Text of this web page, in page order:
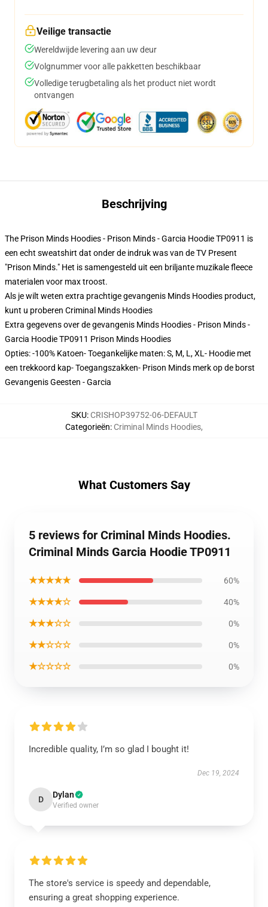
Veilige transactie
Wereldwijde levering aan uw deur
Volgnummer voor alle pakketten beschikbaar
Volledige terugbetaling als het product niet wordt
ontvangen
Beschrijving
The Prison Minds Hoodies - Prison Minds - Garcia Hoodie TP0911 is
een echt sweatshirt dat onder de indruk was van de TV Present
"Prison Minds." Het is samengesteld uit een briljante muzikale fleece
materialen voor max troost.
Als je wilt weten extra prachtige gevangenis Minds Hoodies product,
kunt u proberen Criminal Minds Hoodies
Extra gegevens over de gevangenis Minds Hoodies - Prison Minds -
Garcia Hoodie TP0911 Prison Minds Hoodies
Opties: -100% Katoen- Toegankelijke maten: S, M, L, XL- Hoodie met
een trekkoord kap- Toegangszakken- Prison Minds merk op de borst
Gevangenis Geesten - Garcia
SKU: CRISHOP39752-06-DEFAULT
Categorieën: Criminal Minds Hoodies,
What Customers Say
5 reviews for Criminal Minds Hoodies.
Criminal Minds Garcia Hoodie TP0911
★★★★★ 60%
★★★★☆ 40%
★★★☆☆ 0%
★★☆☆☆ 0%
★☆☆☆☆ 0%
Incredible quality, I’m so glad I bought it!
Dec 19, 2024
D Dylan
Verified owner
The store's service is speedy and dependable,
ensuring a great shopping experience.